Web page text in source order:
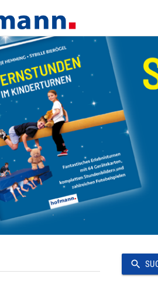
search